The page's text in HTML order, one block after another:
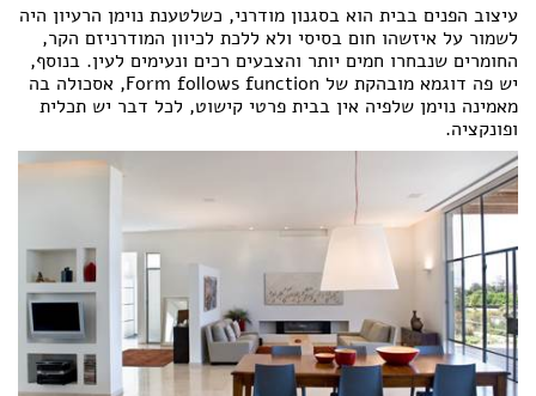
עיצוב הפנים בבית הוא בסגנון מודרני, כשלטענת נוימן הרעיון היה
לשמור על איזשהו חום בסיסי ולא ללכת לכיוון המודרניזם הקר,
החומרים שנבחרו חמים יותר והצבעים רכים ונעימים לעין. בנוסף,
יש פה דוגמא מובהקת של Form follows function, אסכולה בה
מאמינה נוימן שלפיה אין בבית פרטי קישוט, לכל דבר יש תכלית
ופונקציה.